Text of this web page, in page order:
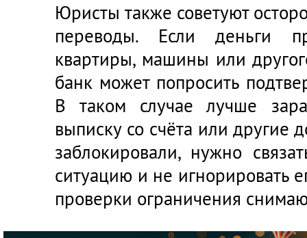
Юристы также советуют
переводы. Если деньги
квартиры, машины или
банк может попросить
В таком случае лучше
выписку со счёта или другие
заблокировали, нужно
ситуацию и не игнорировать
проверки ограничения